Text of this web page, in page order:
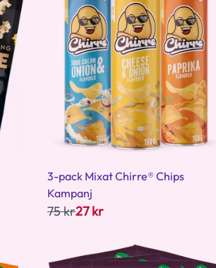
3-pack Mixat Chirre® Chips
Kampanj
75 kr27 kr